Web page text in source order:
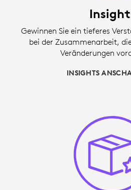
Gewinnen Sie ein tieferes
bei der Zusammenarbeit,
Veränderungen
INSIGHTS